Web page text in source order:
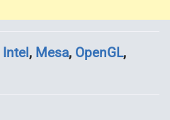
Intel, Mesa, OpenGL,